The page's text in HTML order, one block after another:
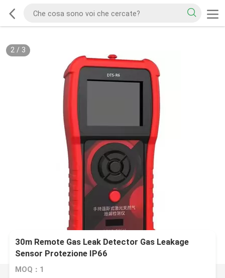
2/ 3
30m Remote Gas Leak Detector Gas Leakage
Sensor Protezione IP66
MOQ：1